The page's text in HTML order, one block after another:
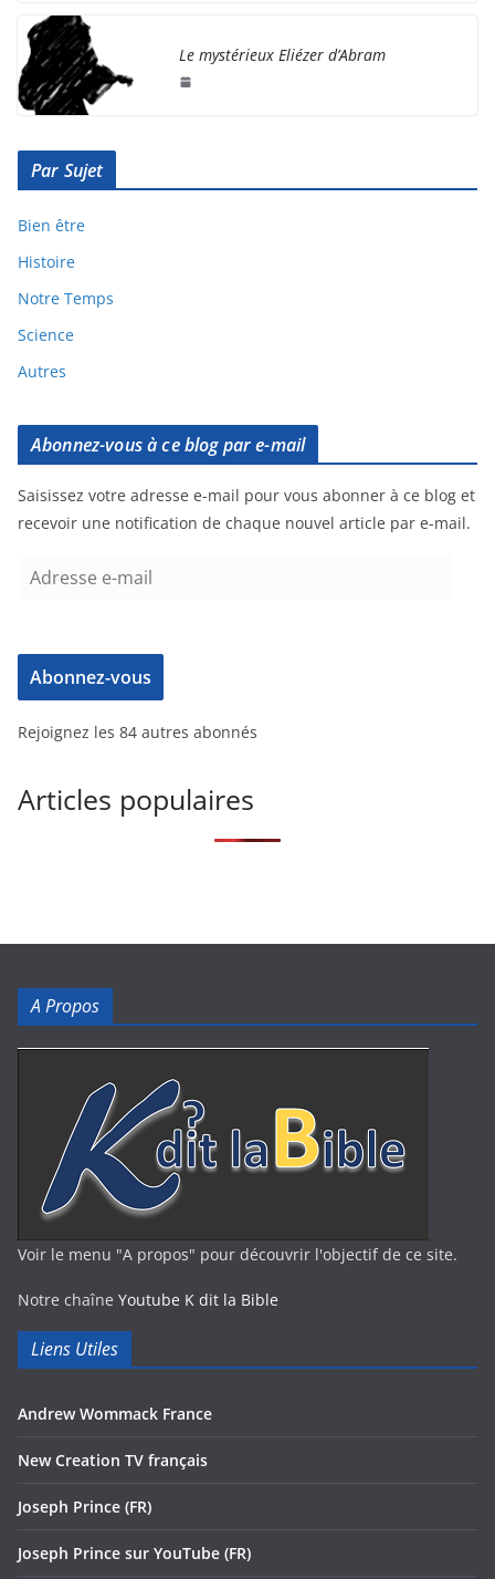
Le mystérieux Eliézer d’Abram
Par Sujet
Bien être
Histoire
Notre Temps
Science
Autres
Abonnez-vous à ce blog par e-mail
Saisissez votre adresse e-mail pour vous abonner à ce blog et
recevoir une notification de chaque nouvel article par e-mail.
Abonnez-vous
Rejoignez les 84 autres abonnés
Articles populaires
A Propos
Voir le menu "A propos" pour découvrir l'objectif de ce site.
Notre chaîne Youtube K dit la Bible
Liens Utiles
Andrew Wommack France
New Creation TV français
Joseph Prince (FR)
Joseph Prince sur YouTube (FR)